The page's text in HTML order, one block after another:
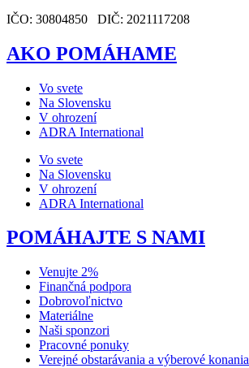
IČO: 30804850 DIČ: 2021117208
AKO POMÁHAME
Vo svete
Na Slovensku
V ohrození
ADRA International
Vo svete
Na Slovensku
V ohrození
ADRA International
POMÁHAJTE S NAMI
Venujte 2%
Finančná podpora
Dobrovoľnictvo
Materiálne
Naši sponzori
Pracovné ponuky
Verejné obstarávania a výberové konania